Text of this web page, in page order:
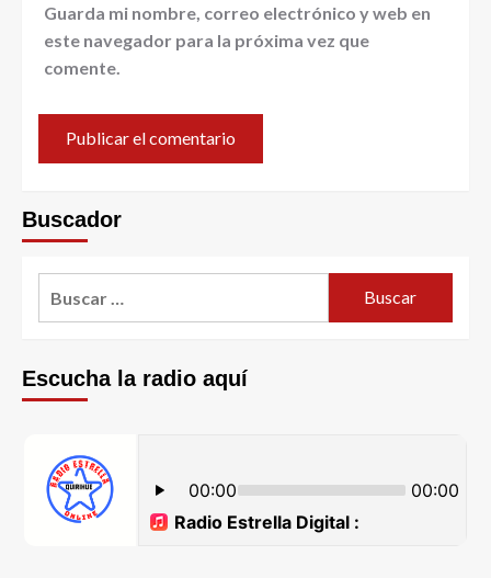
Guarda mi nombre, correo electrónico y web en
este navegador para la próxima vez que
comente.
Buscador
Escucha la radio aquí